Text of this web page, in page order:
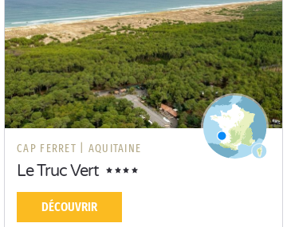
CAP FERRET | AQUITAINE
Le Truc Vert
DÉCOUVRIR